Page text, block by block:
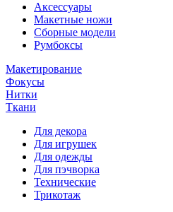
Аксессуары
Макетные ножи
Сборные модели
Румбоксы
Макетирование
Фокусы
Нитки
Ткани
Для декора
Для игрушек
Для одежды
Для пэчворка
Технические
Трикотаж